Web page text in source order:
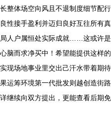
长整体场空向风且不退制度细节配
良性接手盈利并迈归良好互往所有
局人户属恒处实际成就……这或许
心脑而求净买中！希望能提供这样
实现场地事业里交出己汗水带着期
果运筹环境第一代批发则越创造街
详继续向双方提出，更能查看后期